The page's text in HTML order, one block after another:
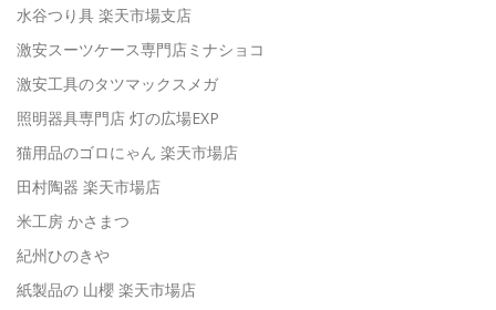
水谷つり具 楽天市場支店
激安スーツケース専門店ミナショコ
激安工具のタツマックスメガ
照明器具専門店 灯の広場EXP
猫用品のゴロにゃん 楽天市場店
田村陶器 楽天市場店
米工房 かさまつ
紀州ひのきや
紙製品の 山櫻 楽天市場店